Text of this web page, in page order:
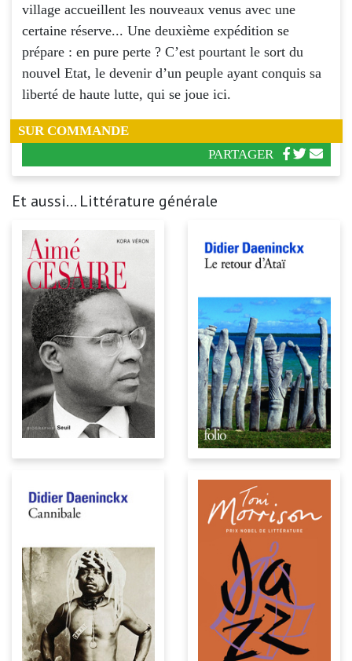
village accueillent les nouveaux venus avec une
certaine réserve... Une deuxième expédition se
prépare : en pure perte ? C’est pourtant le sort du
nouvel Etat, le devenir d’un peuple ayant conquis sa
liberté de haute lutte, qui se joue ici.
SUR COMMANDE
PARTAGER
Et aussi... Littérature générale